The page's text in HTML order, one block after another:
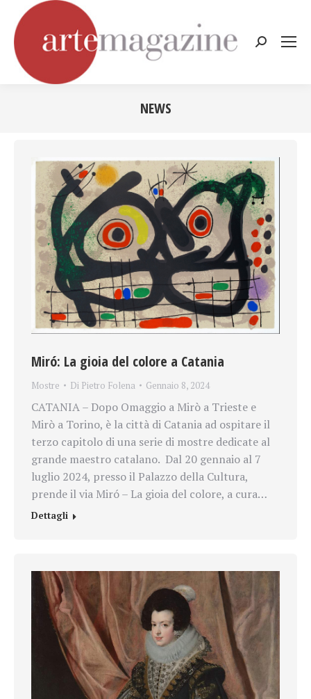
Cerca:
NEWS
Miró: La gioia del colore a Catania
Mostre Di Pietro Folena Gennaio 8, 2024
CATANIA – Dopo Omaggio a Mirò a Trieste e
Mirò a Torino, è la città di Catania ad ospitare il
terzo capitolo di una serie di mostre dedicate al
grande maestro catalano. Dal 20 gennaio al 7
luglio 2024, presso il Palazzo della Cultura,
prende il via Miró – La gioia del colore, a cura…
Dettagli